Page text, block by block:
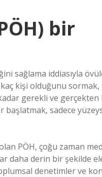
bir
sağlama iddiasıyla
kişi olduğunu sormak,
gerekli ve gerçekten
başlatmak, sadece
PÖH, çoğu zaman
derin bir şekilde ele
denetimler ve